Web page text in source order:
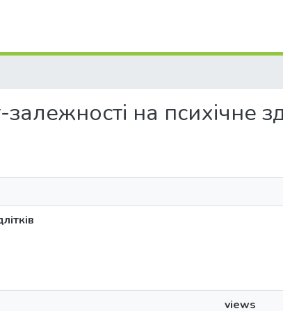
на психічне
views